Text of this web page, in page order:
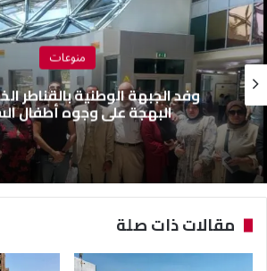
منوعات
وفد الجبهة الوطنية بالقناطر
البهجة على وجوه أطفال
مقالات ذات صلة